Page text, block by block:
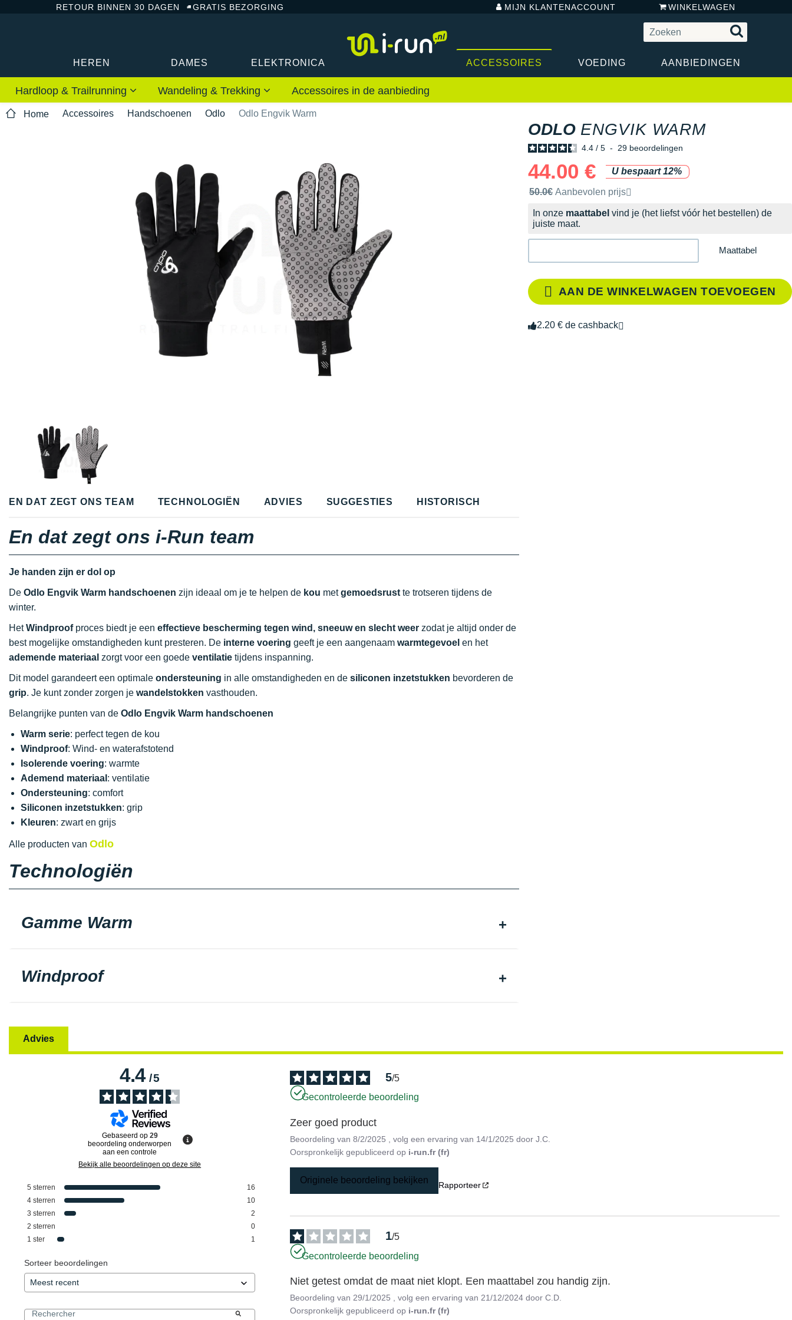
RETOUR BINNEN 30 DAGEN GRATIS BEZORGING MIJN KLANTENACCOUNT WINKELWAGEN
HEREN DAMES ELEKTRONICA ACCESSOIRES VOEDING AANBIEDINGEN
Hardloop & Trailrunning Wandeling & Trekking Accessoires in de aanbieding
Home Accessoires Handschoenen Odlo Odlo Engvik Warm
ODLO ENGVIK WARM
4.4 / 5 - 29 beoordelingen
44.00 €
U bespaart 12%
Door het merk aanbevolen verkoopprijs
50.0€ Aanbevolen prijs
In onze maattabel vind je (het liefst vóór het bestellen) de
juiste maat.
Maattabel
AAN DE WINKELWAGEN TOEVOEGEN
2.20 € de cashback
EN DAT ZEGT ONS TEAM TECHNOLOGIËN ADVIES SUGGESTIES HISTORISCH
En dat zegt ons i-Run team
Je handen zijn er dol op
De Odlo Engvik Warm handschoenen zijn ideaal om je te helpen de kou metgemoedsrust te trotseren tijdens de
winter.
HetWindproofproces biedt je een effectieve bescherming tegen wind, sneeuw en slecht weer zodat je altijd onder de
best mogelijke omstandigheden kunt presteren. De interne voering geeft je een aangenaam warmtegevoel en het
ademende materiaal zorgt voor een goede ventilatie tijdens inspanning.
Dit model garandeert een optimale ondersteuning in alle omstandigheden en de siliconen inzetstukken bevorderen de
grip. Je kunt zonder zorgen je wandelstokken vasthouden.
Belangrijke punten van de Odlo Engvik Warm handschoenen
Warm serie: perfect tegen de kou
Windproof: Wind- en waterafstotend
Isolerende voering: warmte
Ademend materiaal : ventilatie
Ondersteuning: comfort
Siliconen inzetstukken: grip
Kleuren: zwart en grijs
Alle producten van Odlo
Technologiën
Gamme Warm
Windproof
Advies
4.4/5
Gebaseerd op 29
beoordeling onderworpen
aan een controle
Bekijk alle beoordelingen op deze site
5 sterren
16
4 sterren
10
3 sterren
2
2 sterren
0
1 ster 1
Sorteer beoordelingen
5/5
Gecontroleerde beoordeling
Zeer goed product
Beoordeling van8/2/2025 , volg een ervaring van 14/1/2025 doorJ.C.
Oorspronkelijk gepubliceerd op i-run.fr (fr)
Originele beoordeling bekijken Rapporteer
1/5
Gecontroleerde beoordeling
Niet getest omdat de maat niet klopt. Een maattabel zou handig zijn.
Beoordeling van 29/1/2025 , volg een ervaring van 21/12/2024 doorC.D.
Oorspronkelijk gepubliceerd op i-run.fr (fr)